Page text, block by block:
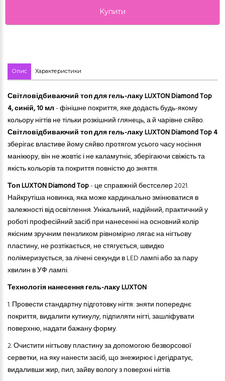
Купити
Опис Характеристики
Світловідбиваючий топ для гель-лаку LUXTON Diamond Top
4, синій, 10 мл- фінішне покриття, яке додасть будь-якому
кольору нігтівне тільки розкішний глянець, а й чарівне сяйво.
Світловідбиваючий топ для гель-лаку LUXTON Diamond Top 4
зберігає властиве йому сяйво протягом усього часуносіння
манікюру, він не жовтіє і не каламутніє, зберігаючи свіжість та
якість кольорів та покриття повністю до зняття.
Топ LUXTON Diamond Top- це справжній бестселер 2021.
Найкрутіша новинка, яка може кардинально змінюватися в
залежності від освітлення. Унікальний, надійний, практичний у
роботі професійний засіб при нанесенні на основний колір
якісним зручним пензликом рівномірно лягає на нігтьову
пластину, не розтікається, не стягується, швидко
полімеризується, за лічені секунди в LED лампі або за пару
хвилин в УФ лампі.
Технологія нанесення гель-лаку LUXTON
1. Провести стандартну підготовку нігтя: зняти попереднє
покриття, видалити кутикулу, підпиляти нігті, зашліфувати
поверхню, надати бажану форму.
2.Очистити нігтьову пластину за допомогою безворсової
серветки, на яку нанести засіб, що знежирює і дегідратує,
видаливши жир, пил, зайву вологу з поверхні нігтів.